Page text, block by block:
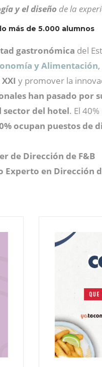
y el diseño de la
más de 5.000 alumnos
gastronómica del
y Alimentación
y promover la
han pasado por
sector del hotel. El
ocupan puestos de
de Dirección de F&B
Experto en Dirección